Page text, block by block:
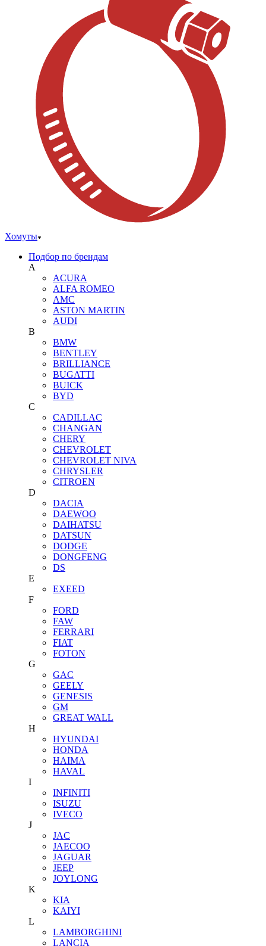
Хомуты
Подбор по брендам
A
ACURA
ALFA ROMEO
AMC
ASTON MARTIN
AUDI
B
BMW
BENTLEY
BRILLIANCE
BUGATTI
BUICK
BYD
C
CADILLAC
CHANGAN
CHERY
CHEVROLET
CHEVROLET NIVA
CHRYSLER
CITROEN
D
DACIA
DAEWOO
DAIHATSU
DATSUN
DODGE
DONGFENG
DS
E
EXEED
F
FORD
FAW
FERRARI
FIAT
FOTON
G
GAC
GEELY
GENESIS
GM
GREAT WALL
H
HYUNDAI
HONDA
HAIMA
HAVAL
I
INFINITI
ISUZU
IVECO
J
JAC
JAECOO
JAGUAR
JEEP
JOYLONG
K
KIA
KAIYI
L
LAMBORGHINI
LANCIA